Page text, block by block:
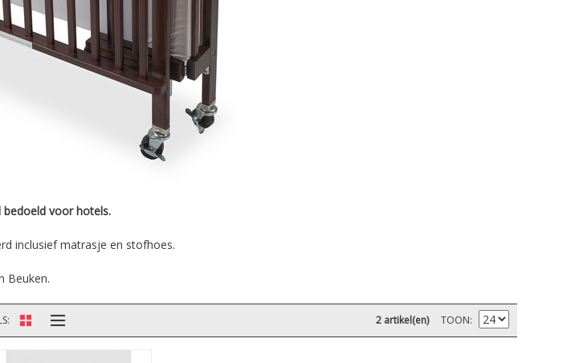
bedoeld voor hotels.
inclusief matrasje en stofhoes.
Beuken.
2 artikel(en) TOON